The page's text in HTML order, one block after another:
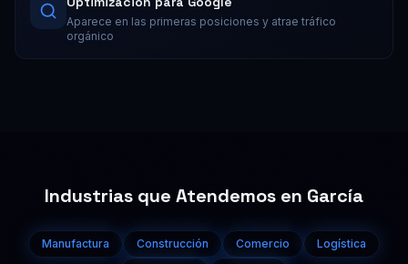
Aparece en las primeras posiciones y atrae tráfico
orgánico
Industrias que Atendemos en García
Manufactura Construcción Comercio Logística